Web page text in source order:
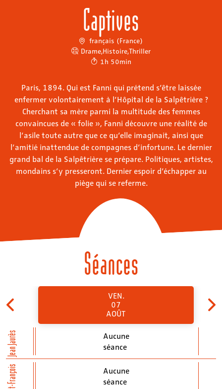
Captives
français (France)
Drame,Histoire,Thriller
1h 50min
Paris, 1894. Qui est Fanni qui prétend s’être laissée
enfermer volontairement à l’Hôpital de la Salpêtrière ?
Cherchant sa mère parmi la multitude des femmes
convaincues de « folie », Fanni découvre une réalité de
l’asile toute autre que ce qu’elle imaginait, ainsi que
l’amitié inattendue de compagnes d’infortune. Le dernier
grand bal de la Salpêtrière se prépare. Politiques, artistes,
mondains s’y presseront. Dernier espoir d’échapper au
piège qui se referme.
Séances
Jean Jaurès
St-François
VEN.
07
AOÛT
Aucune
séance
Aucune
séance